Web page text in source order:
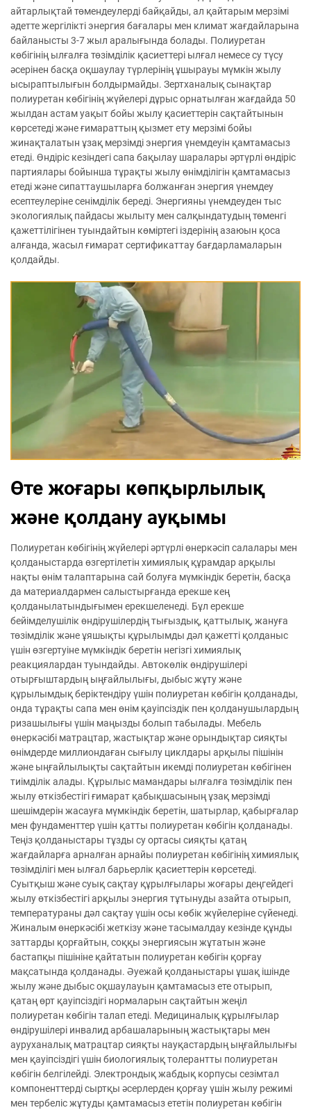
айтарлықтай төмендеулерді байқайды, ал қайтарым мерзімі
әдетте жергілікті энергия бағалары мен климат жағдайларына
байланысты 3-7 жыл аралығында болады. Полиуретан
көбігінің ылғалға төзімділік қасиеттері ылғал немесе су түсу
әсерінен басқа оқшаулау түрлерінің ұшырауы мүмкін жылу
ысыраптылығын болдырмайды. Зертханалық сынақтар
полиуретан көбігінің жүйелері дұрыс орнатылған жағдайда 50
жылдан астам уақыт бойы жылу қасиеттерін сақтайтынын
көрсетеді және ғимараттың қызмет ету мерзімі бойы
жинақталатын ұзақ мерзімді энергия үнемдеуін қамтамасыз
етеді. Өндіріс кезіндегі сапа бақылау шаралары әртүрлі өндіріс
партиялары бойынша тұрақты жылу өнімділігін қамтамасыз
етеді және сипаттаушыларға болжанған энергия үнемдеу
есептеулеріне сенімділік береді. Энергияны үнемдеуден тыс
экологиялық пайдасы жылыту мен салқындатудың төменгі
қажеттілігінен туындайтын көміртегі іздерінің азаюын қоса
алғанда, жасыл ғимарат сертификаттау бағдарламаларын
қолдайды.
Өте жоғары көпқырлылық
және қолдану ауқымы
Полиуретан көбігінің жүйелері әртүрлі өнеркәсіп салалары мен
қолданыстарда өзгертілетін химиялық құрамдар арқылы
нақты өнім талаптарына сай болуға мүмкіндік беретін, басқа
да материалдармен салыстырғанда ерекше кең
қолданылатындығымен ерекшеленеді. Бұл ерекше
бейімделушілік өндірушілердің тығыздық, қаттылық, жануға
төзімділік және ұяшықты құрылымды дәл қажетті қолданыс
үшін өзгертуіне мүмкіндік беретін негізгі химиялық
реакциялардан туындайды. Автокөлік өндірушілері
отырғыштардың ыңғайлылығы, дыбыс жұту және
құрылымдық беріктендіру үшін полиуретан көбігін қолданады,
онда тұрақты сапа мен өнім қауіпсіздік пен қолданушылардың
ризашылығы үшін маңызды болып табылады. Мебель
өнеркәсібі матрацтар, жастықтар және орындықтар сияқты
өнімдерде миллиондаған сығылу циклдары арқылы пішінін
және ыңғайлылықты сақтайтын икемді полиуретан көбігінен
тиімділік алады. Құрылыс мамандары ылғалға төзімділік пен
жылу өткізбестігі ғимарат қабықшасының ұзақ мерзімді
шешімдерін жасауға мүмкіндік беретін, шатырлар, қабырғалар
мен фундаменттер үшін қатты полиуретан көбігін қолданады.
Теңіз қолданыстары тұзды су ортасы сияқты қатаң
жағдайларға арналған арнайы полиуретан көбігінің химиялық
төзімділігі мен ылғал барьерлік қасиеттерін көрсетеді.
Суытқыш және суық сақтау құрылғылары жоғары деңгейдегі
жылу өткізбестігі арқылы энергия тұтынуды азайта отырып,
температураны дәл сақтау үшін осы көбік жүйелеріне сүйенеді.
Жиналым өнеркәсібі жеткізу және тасымалдау кезінде құнды
заттарды қорғайтын, соққы энергиясын жұтатын және
бастапқы пішініне қайтатын полиуретан көбігін қорғау
мақсатында қолданады. Әуежай қолданыстары ұшақ ішінде
жылу және дыбыс оқшаулауын қамтамасыз ете отырып,
қатаң өрт қауіпсіздігі нормаларын сақтайтын жеңіл
полиуретан көбігін талап етеді. Медициналық құрылғылар
өндірушілері инвалид арбашаларының жастықтары мен
ауруханалық матрацтар сияқты науқастардың ыңғайлылығы
мен қауіпсіздігі үшін биологиялық толерантты полиуретан
көбігін белгілейді. Электрондық жабдық корпусы сезімтал
компоненттерді сыртқы әсерлерден қорғау үшін жылу режимі
мен тербеліс жұтуды қамтамасыз ететін полиуретан көбігін